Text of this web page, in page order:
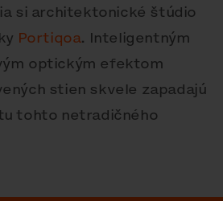
si architektonické štúdio
Portiqoa. Inteligentným
optickým efektom
stien skvele zapadajú
tohto netradičného